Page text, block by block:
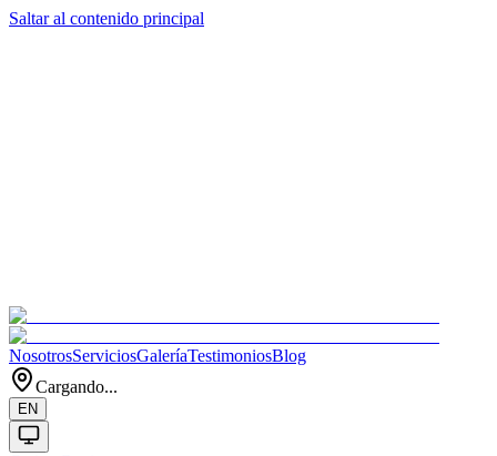
Saltar al contenido principal
NosotrosServiciosGaleríaTestimoniosBlog
Cargando...
EN